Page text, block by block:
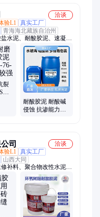
洽谈
验L1 真实工厂
青海海北藏族自治州
水泥、耐酸胶泥、速凝
漏王、道路修补料、耐酸
速凝剂母料、耐火水泥、
、高延性混凝土、快硬硫
硫铝酸盐水泥、52.5硫
裂
号
耐酸胶泥 耐酸碱
侵蚀 抗渗能力颇
司
洽谈
验L1 真实工厂
山西大同
补料、聚合物改性水泥砂
土防碳化涂料、环氧树脂
丙乳砂浆、环氧粘钢胶、
、界面剂、108胶粉、环